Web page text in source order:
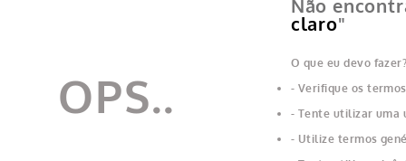
Não
claro"
O que eu devo fazer?
Verifique os
Tente utilizar uma
Utilize termos